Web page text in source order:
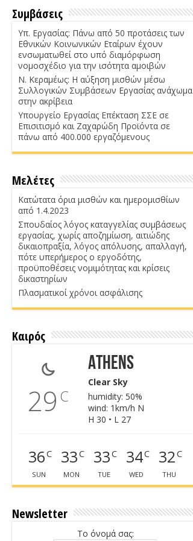
Συμβάσεις
Υπ. Εργασίας: Πάνω από 50 προτάσεις των
Εθνικών Κοινωνικών Εταίρων έχουν
ενσωματωθεί στο υπό διαμόρφωση
νομοσχέδιο για την ισότητα αμοιβών
Ν. Κεραμέως: Η αύξηση μισθών μέσω
Συλλογικών Συμβάσεων Εργασίας ανάχωμα
στην ακρίβεια
Υπουργείο Εργασίας Επέκταση ΣΣΕ σε
Επισιτισμό και Ζαχαρώδη Προϊόντα σε
πάνω από 400.000 εργαζόμενους
Μελέτες
Κατώτατα όρια μισθών και ημερομισθίων
από 1.4.2023
Σπουδαίος λόγος καταγγελίας συμβάσεως
εργασίας, χωρίς αποζημίωση, αιτιώδης
δικαιοπραξία, λόγος απόλυσης, απαλλαγή,
πότε υπερήμερος ο εργοδότης,
προϋποθέσεις νομιμότητας και κρίσεις
δικαστηρίων
Πλασματικοί χρόνοι ασφάλισης
Καιρός
29 C
Athens
Clear Sky
humidity: 50%
wind: 1km/h N
H 30 • L 27
36C
SUN
33C
MON
33C
TUE
34C
WED
32C
THU
Newsletter
Το όνομά σας: